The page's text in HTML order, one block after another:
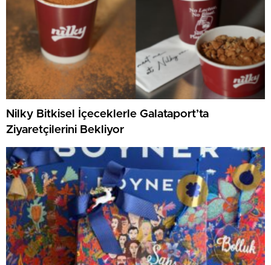
Nilky Bitkisel İçeceklerle Galataport’ta
Ziyaretçilerini Bekliyor